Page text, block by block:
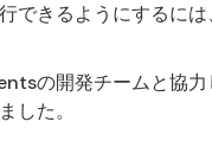
できるようにするに
の開発チームと協
した。